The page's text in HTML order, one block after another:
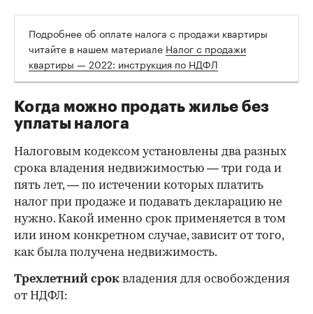
Подробнее об оплате налога с продажи квартиры
читайте в нашем материале Налог с продажи
квартиры — 2022: инструкция по НДФЛ
Когда можно продать жилье без
уплаты налога
Налоговым кодексом установлены два разных
срока владения недвижимостью — три года и
пять лет, — по истечении которых платить
налог при продаже и подавать декларацию не
нужно. Какой именно срок применяется в том
или ином конкретном случае, зависит от того,
как была получена недвижимость.
Трехлетний срок владения для освобождения
от НДФЛ: